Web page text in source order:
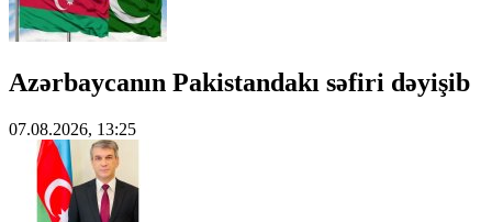
Azərbaycanın Pakistandakı səfiri dəyişib
07.08.2026, 13:25